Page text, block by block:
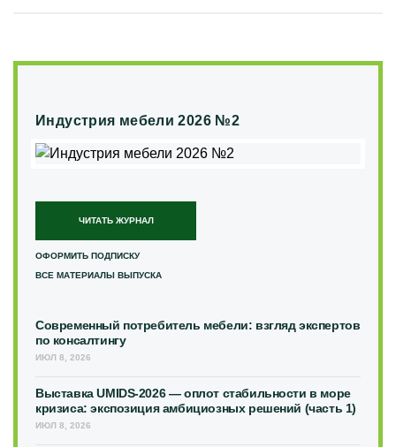
Индустрия мебели 2026 №2
ЧИТАТЬ ЖУРНАЛ
ОФОРМИТЬ ПОДПИСКУ
ВСЕ МАТЕРИАЛЫ ВЫПУСКА
Современный потребитель мебели: взгляд экспертов
по консалтингу
ИЮЛ 8, 2026
Выставка UMIDS-2026 — оплот стабильности в море
кризиса: экспозиция амбициозных решений (часть 1)
ИЮЛ 8, 2026